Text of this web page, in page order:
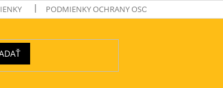
PODMIENKY OCHRANY OSOBNÝCH ÚDAJOV